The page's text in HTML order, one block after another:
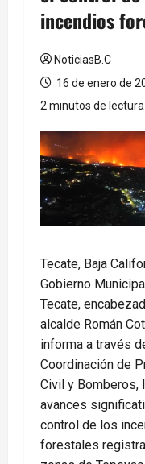
incendios
NoticiasB.C
16 de enero de
2 minutos de lectura
Tecate, Baja
Gobierno
Tecate,
alcalde Román
informa a través
Coordinación de
Civil y Bomberos,
avances
control de los
forestales